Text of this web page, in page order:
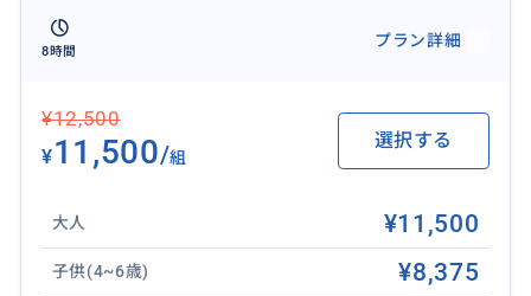
おすすめ
8時間
プラン詳細
¥12,500
¥11,500/組
選択する
大人 ¥11,500
子供(4~6歳) ¥8,375